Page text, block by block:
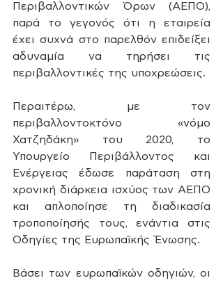
Περιβαλλοντικών Όρων (ΑΕΠΟ),
παρά το γεγονός ότι η εταιρεία
έχει συχνά στο παρελθόν επιδείξει
αδυναμία να τηρήσει τις
περιβαλλοντικές της υποχρεώσεις.
Περαιτέρω, με τον
περιβαλλοντοκτόνο «νόμο
Χατζηδάκη» του 2020, το
Υπουργείο Περιβάλλοντος και
Ενέργειας έδωσε παράταση στη
χρονική διάρκεια ισχύος των ΑΕΠΟ
και απλοποίησε τη διαδικασία
τροποποίησής τους, ενάντια στις
Οδηγίες της Ευρωπαϊκής Ένωσης.
Βάσει των ευρωπαϊκών οδηγιών, οι